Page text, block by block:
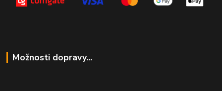
Možnosti dopravy...